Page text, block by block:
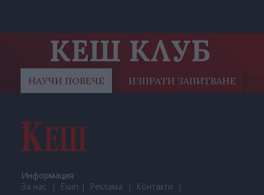
КЕШ КЛУБ
НАУЧИ ПОВЕЧЕ ИЗПРАТИ ЗАПИТВАНЕ
Информация:
За нас
Екип Реклама
Контакти